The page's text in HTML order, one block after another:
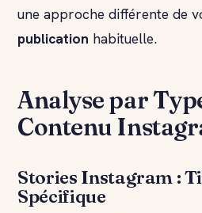
une approche différente de
publication habituelle.
Analyse par
Contenu
Stories Instagram :
Spécifique